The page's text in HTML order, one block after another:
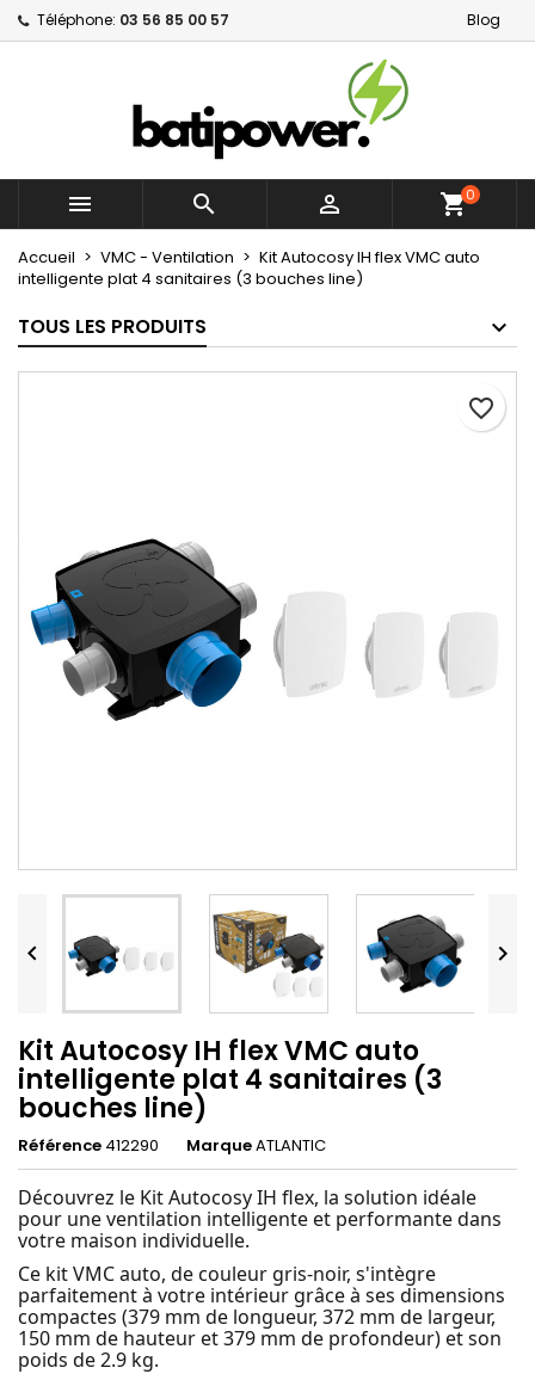
Téléphone: 03 56 85 00 57 Blog
   shopping_cart0
Accueil VMC - Ventilation
Kit Autocosy IH flex VMC auto
intelligente plat 4 sanitaires (3 bouches line)
TOUS LES PRODUITS
favorite_border
 
Kit Autocosy IH flex VMC auto
intelligente plat 4 sanitaires (3
bouches line)
Référence 412290 MarqueATLANTIC
Découvrez le Kit Autocosy IH flex, la solution idéale
pour une ventilation intelligente et performante dans
votre maison individuelle.
Ce kit VMC auto, de couleur gris-noir, s'intègre
parfaitement à votre intérieur grâce à ses dimensions
compactes (379 mm de longueur, 372 mm de largeur,
150 mm de hauteur et 379 mm de profondeur) et son
poids de 2.9 kg.
Mes listes d'envies ×
Créer une nouvelle liste
Créer une liste d'envies ×
Nom de la liste d'envies
Annuler Créer une liste d'envies
Connexion ×
Vous devez être connecté pour ajouter des produits
à votre liste d'envies.
Annuler Connexion